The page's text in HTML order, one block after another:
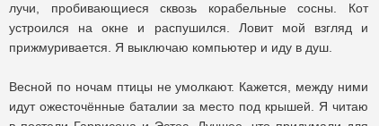
лучи, пробивающиеся сквозь корабельные сосны. Кот
устроился на окне и распушился. Ловит мой взгляд и
прижмуривается. Я выключаю компьютер и иду в душ.
Весной по ночам птицы не умолкают. Кажется, между ними
идут ожесточённые баталии за место под крышей. Я читаю